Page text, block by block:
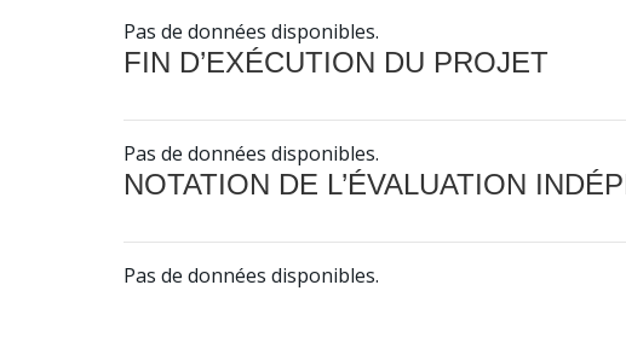
Pas de données disponibles.
FIN D’EXÉCUTION DU PROJET
Pas de données disponibles.
NOTATION DE L’ÉVALUATION
Pas de données disponibles.